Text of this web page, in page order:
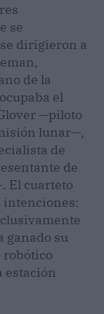
se
dirigieron a
de la
el
—piloto
lunar—,
de
de
El cuarteto
intenciones:
ganado su
robótico
estación